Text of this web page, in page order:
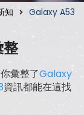
知 Galaxy A53
整
彙整了Galaxy
資訊都能在這找